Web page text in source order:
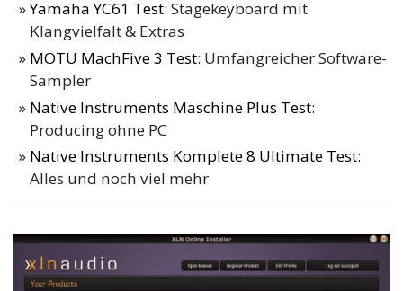
Yamaha YC61 Test: Stagekeyboard mit
Klangvielfalt & Extras
MOTU MachFive 3 Test: Umfangreicher Software-
Sampler
Native Instruments Maschine Plus Test:
Producing ohne PC
Native Instruments Komplete 8 Ultimate Test:
Alles und noch viel mehr